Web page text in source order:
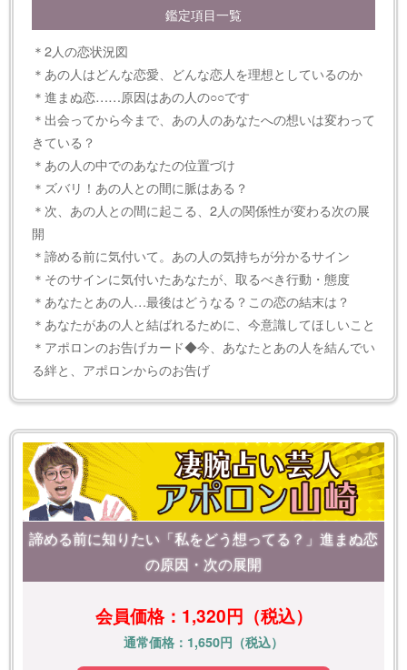
鑑定項目一覧
＊2人の恋状況図
＊あの人はどんな恋愛、どんな恋人を理想としているのか
＊進まぬ恋……原因はあの人の○○です
＊出会ってから今まで、あの人のあなたへの想いは変わって
きている？
＊あの人の中でのあなたの位置づけ
＊ズバリ！あの人との間に脈はある？
＊次、あの人との間に起こる、2人の関係性が変わる次の展
開
＊諦める前に気付いて。あの人の気持ちが分かるサイン
＊そのサインに気付いたあなたが、取るべき行動・態度
＊あなたとあの人…最後はどうなる？この恋の結末は？
＊あなたがあの人と結ばれるために、今意識してほしいこと
＊アポロンのお告げカード◆今、あなたとあの人を結んでい
る絆と、アポロンからのお告げ
諦める前に知りたい「私をどう想ってる？」進まぬ恋
の原因・次の展開
会員価格：1,320円（税込）
通常価格：1,650円（税込）